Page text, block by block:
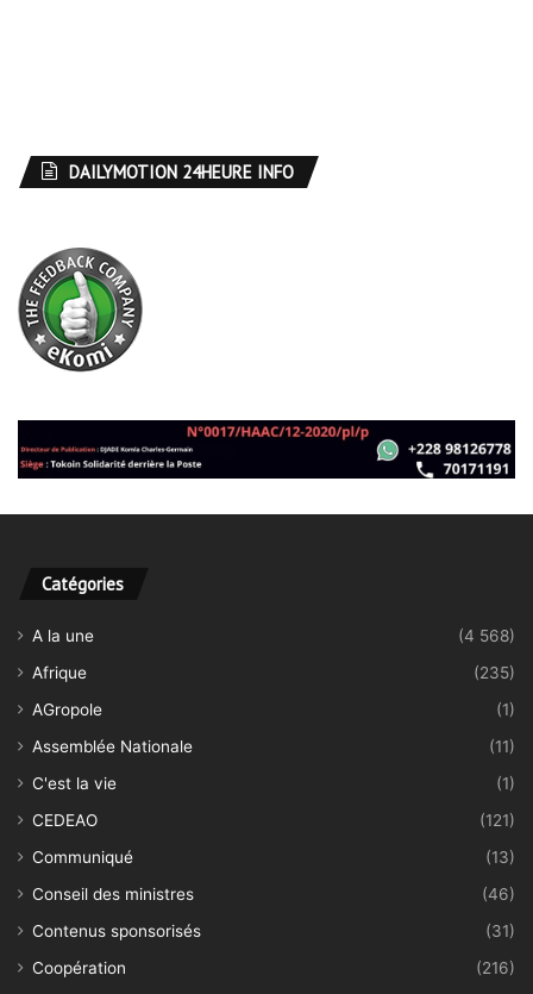
DAILYMOTION 24HEURE INFO
Catégories
A la une
(4 568)
Afrique
(235)
AGropole
(1)
Assemblée Nationale
(11)
C'est la vie
(1)
CEDEAO
(121)
Communiqué
(13)
Conseil des ministres
(46)
Contenus sponsorisés
(31)
Coopération
(216)